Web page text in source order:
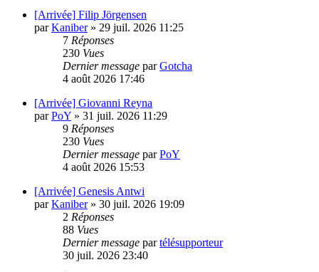
[Arrivée] Filip Jörgensen
parKaniber» 29 juil. 2026 11:25
7 Réponses
230 Vues
Dernier message parGotcha
4 août 2026 17:46
[Arrivée] Giovanni Reyna
parPoY » 31 juil. 2026 11:29
9 Réponses
230 Vues
Dernier message parPoY
4 août 2026 15:53
[Arrivée] Genesis Antwi
parKaniber» 30 juil. 2026 19:09
2 Réponses
88 Vues
Dernier message partélésupporteur
30 juil. 2026 23:40